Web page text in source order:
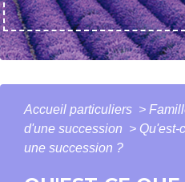
Accueil particuliers >
d'une succession > Qu'est-
une succession ?